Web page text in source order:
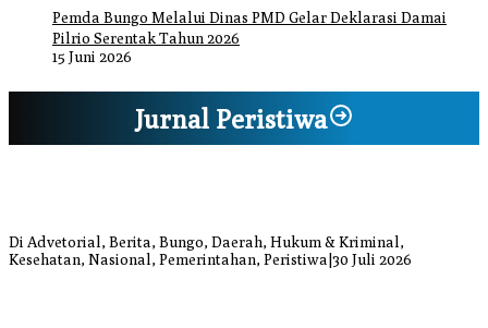
Pemda Bungo Melalui Dinas PMD Gelar Deklarasi Damai
Pilrio Serentak Tahun 2026
15 Juni 2026
Jurnal Peristiwa
Di Advetorial, Berita, Bungo, Daerah, Hukum & Kriminal,
Kesehatan, Nasional, Pemerintahan, Peristiwa 30 Juli 2026